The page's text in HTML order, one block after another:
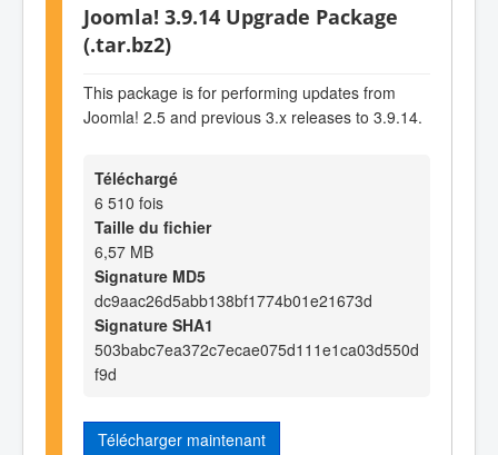
Joomla! 3.9.14 Upgrade Package
(.tar.bz2)
This package is for performing updates from
Joomla! 2.5 and previous 3.x releases to 3.9.14.
Téléchargé
6 510 fois
Taille du fichier
6,57 MB
Signature MD5
dc9aac26d5abb138bf1774b01e21673d
Signature SHA1
503babc7ea372c7ecae075d111e1ca03d550d
f9d
Télécharger maintenant